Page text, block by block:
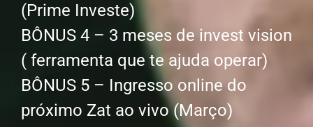
(Prime Investe)
BÔNUS 4 – 3 meses de invest vision
( ferramenta que te ajuda operar)
BÔNUS 5 – Ingresso online do
próximo Zat ao vivo (Março)